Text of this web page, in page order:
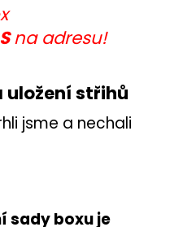
na adresu!
uložení střihů
jsme a nechali
sady boxu je